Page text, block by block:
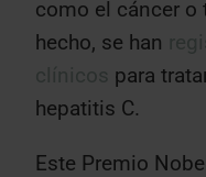
como el cáncer o
hecho, se han
para
hepatitis C.
Este Premio